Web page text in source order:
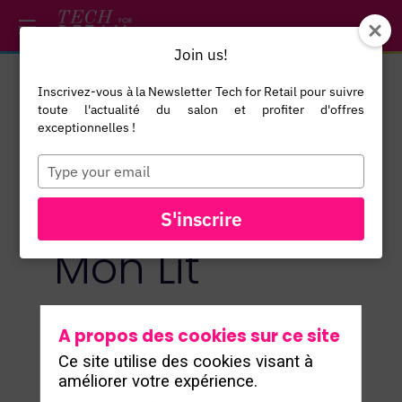
Un nouveau
chapitre pour
Mon Lit
Cabane avec
A propos des cookies sur ce site
Ce site utilise des cookies visant à
améliorer votre expérience.
*/
Join us!
Inscrivez-vous à la Newsletter Tech for Retail pour suivre
toute l'actualité du salon et profiter d'offres
exceptionnelles !
Type
your
email
S'inscrire